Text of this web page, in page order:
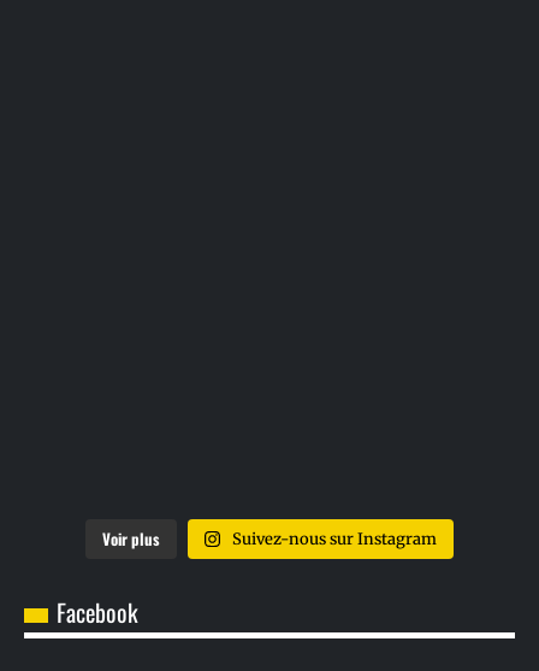
Voir plus Suivez-nous sur Instagram
Facebook